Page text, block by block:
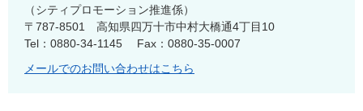
シティプロモーション推進係
〒787-8501
高知県四万十市中村大橋通4丁目10
Tel：0880-34-1145
Fax：0880-35-0007
メールでのお問い合わせはこちら